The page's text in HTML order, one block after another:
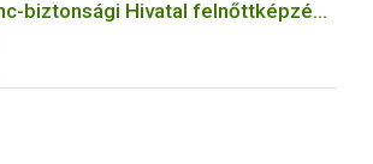
biztonsági Hivatal felnőttképzési
kapcsolódó adatkezeléséhez